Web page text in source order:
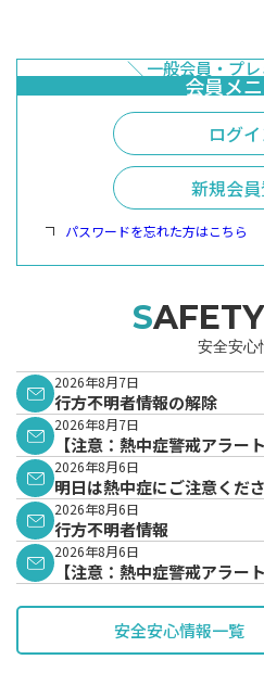
ログ
新規会
パスワードを忘れた方はこちら
安全安心
2026年8月7日
行方不明者情報の解除
2026年8月7日
【注意：熱中症警戒アラー
表されています。
2026年8月6日
明日は熱中症にご注意くだ
2026年8月6日
行方不明者情報
2026年8月6日
【注意：熱中症警戒アラー
安全安心情報一覧